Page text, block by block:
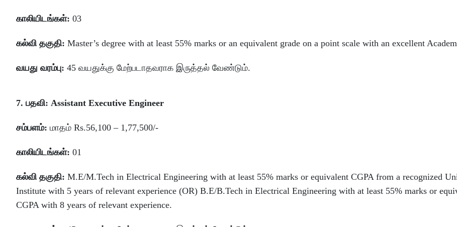
காலியிடங்கள்: 03
கல்வி தகுதி: Master’s degree with at least 55% marks or an equivalent grade on a point scale with an excellent
வயது வரம்பு: 45 வயதுக்கு மேற்படாதவராக இருத்தல் வேண்டும்.
7. பதவி: Assistant Executive Engineer
சம்பளம்: மாதம் Rs.56,100 – 1,77,500/-
காலியிடங்கள்: 01
கல்வி தகுதி: M.E/M.Tech in Electrical Engineering with at least 55% marks or equivalent CGPA from a recognized
Institute with 5 years of relevant experience (OR) B.E/B.Tech in Electrical Engineering with at least 55% marks or
CGPA with 8 years of relevant experience.